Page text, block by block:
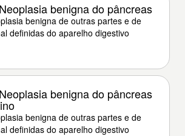
benigna do pâncreas
benigna de outras partes e de
definidas do aparelho digestivo
benigna do pâncreas
benigna de outras partes e de
definidas do aparelho digestivo